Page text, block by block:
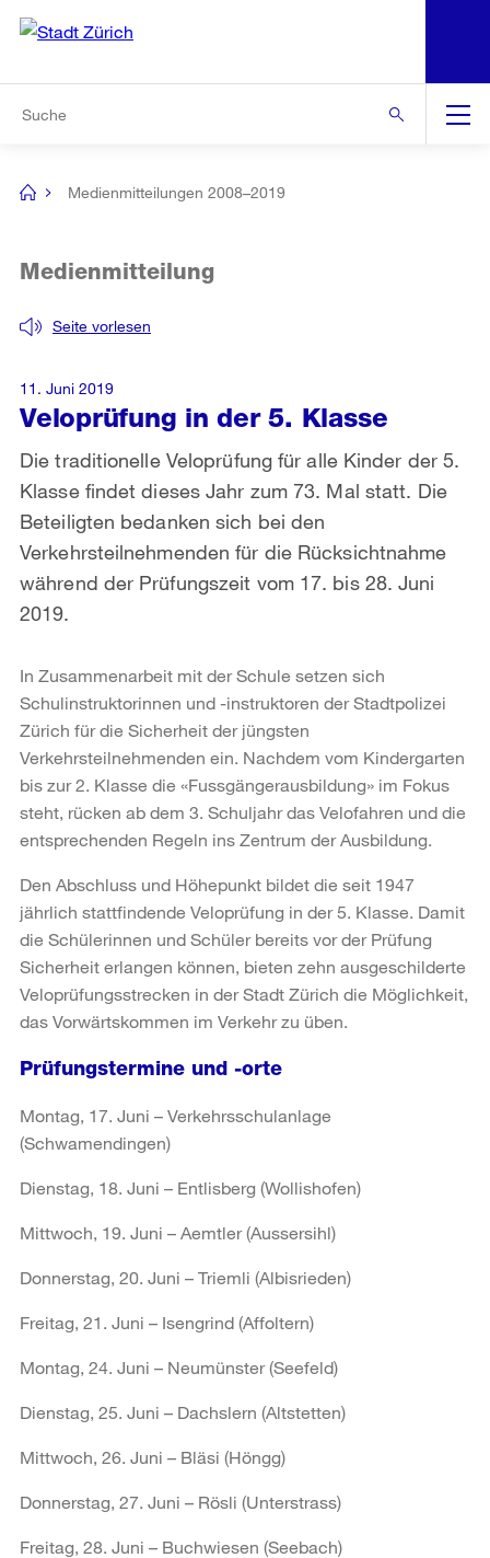
Navigation
[no
Medienmitteilungen 2008–2019
Veloprüfung in der 5. Klasse
Seite vorlesen
Medienmitteilung
Die traditionelle Veloprüfung für alle Kinder der 5.
Klasse findet dieses Jahr zum 73. Mal statt. Die
Beteiligten bedanken sich bei den
Verkehrsteilnehmenden für die Rücksichtnahme
während der Prüfungszeit vom 17. bis 28. Juni
2019.
11. Juni 2019
In Zusammenarbeit mit der Schule setzen sich
Schulinstruktorinnen und -instruktoren der Stadtpolizei
Zürich für die Sicherheit der jüngsten
Verkehrsteilnehmenden ein. Nachdem vom Kindergarten
bis zur 2. Klasse die «Fussgängerausbildung» im Fokus
steht, rücken ab dem 3. Schuljahr das Velofahren und die
entsprechenden Regeln ins Zentrum der Ausbildung.
Den Abschluss und Höhepunkt bildet die seit 1947
jährlich stattfindende Veloprüfung in der 5. Klasse. Damit
die Schülerinnen und Schüler bereits vor der Prüfung
Sicherheit erlangen können, bieten zehn ausgeschilderte
Veloprüfungsstrecken in der Stadt Zürich die Möglichkeit,
das Vorwärtskommen im Verkehr zu üben.
Prüfungstermine und -orte
Montag, 17. Juni – Verkehrsschulanlage
(Schwamendingen)
Dienstag, 18. Juni – Entlisberg (Wollishofen)
Mittwoch, 19. Juni – Aemtler (Aussersihl)
Donnerstag, 20. Juni – Triemli (Albisrieden)
Freitag, 21. Juni – Isengrind (Affoltern)
Montag, 24. Juni – Neumünster (Seefeld)
Dienstag, 25. Juni – Dachslern (Altstetten)
Mittwoch, 26. Juni – Bläsi (Höngg)
Donnerstag, 27. Juni – Rösli (Unterstrass)
Freitag, 28. Juni – Buchwiesen (Seebach)